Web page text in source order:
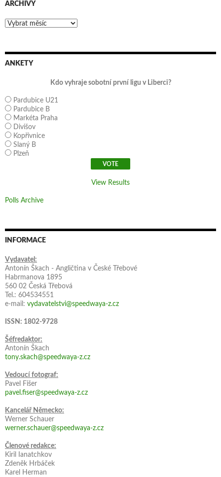
ARCHIVY
Archivy
ANKETY
Kdo vyhraje sobotní první ligu v Liberci?
Pardubice U21
Pardubice B
Markéta Praha
Divišov
Kopřivnice
Slaný B
Plzeň
View Results
Polls Archive
INFORMACE
Vydavatel:
Antonín Škach - Angličtina v České Třebové
Habrmanova 1895
560 02 Česká Třebová
Tel.: 604534551
e-mail: vydavatelstvi@speedwaya-z.cz
ISSN: 1802-9728
Šéfredaktor:
Antonín Škach
tony.skach@speedwaya-z.cz
Vedoucí fotograf:
Pavel Fišer
pavel.fiser@speedwaya-z.cz
Kancelář Německo:
Werner Schauer
werner.schauer@speedwaya-z.cz
Členové redakce:
Kiril Ianatchkov
Zdeněk Hrbáček
Karel Herman